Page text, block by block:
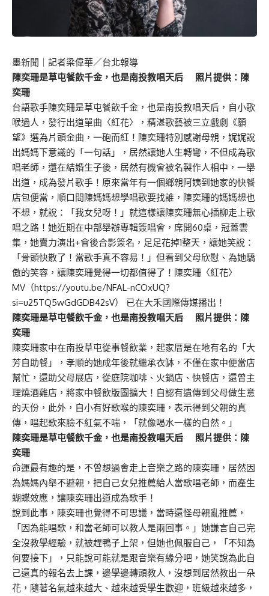
墨新聞 ｜記者梁偉華／台北報導
陳奕珊是草屯餐飲千金，也是南投教唱天后 照片提供：陳
奕珊
台語歌手陳奕珊是草屯餐飲千金，也是南投教唱天后，自小歌
喉過人，發行出道單曲〈紅花〉，精湛歌藝被三立戲劇《願
望》選為片頭金曲，一砲而紅！陳奕珊特別感謝母親，娓娓說
出媽媽下意識的「一句話」，居然讓她人生轉彎，不但成為歌
唱老師，還在結婚生子後，居然有機會被名製作人相中，一舉
出道，成為發片歌手！原來當年有一個鄉親阿姨到她家的快餐
店包便當，順口問陳媽媽想學唱歌要找誰，陳奕珊的媽媽想也
不想，就說：「我女兒呀！」就這樣讓陳奕珊無心插柳走上歌
唱之路！她近期在中部舉辦專輯簽唱會，席開60桌，冠蓋雲
集，她賣力演出+會後合影簽名，足足花掉1整天，讓她笑說：
「骨頭快散了！當歌手真不容易！」但看到父母欣慰、為她驕
傲的笑容，讓陳奕珊覺得一切都值得了！陳奕珊〈紅花〉
MV（https://youtu.be/NFAL-nCOxUQ?
si=u25TQ5wGdGDB42sV） 已在大禾國際傳媒播出！
陳奕珊是草屯餐飲千金，也是南投教唱天后 照片提供：陳
奕珊
陳奕珊家中在南投草屯從事餐飲業，起家厝是在地有名的「大
芳自助餐」，孝順的她成年後就繼承衣缽，不僅在家中便當店
幫忙，還助父母展店，從庭院咖啡、火鍋店、快餐店，還曾主
理燒酒雞店，將家中餐飲版圖擴大！自認有遺傳到父母做生意
的天份，此外，自小有好歌喉的陳奕珊，表示得到父親的真
傳，唱起歌來臉不紅氣不喘，「就像喝水一樣的自然。」
陳奕珊是草屯餐飲千金，也是南投教唱天后 照片提供：陳
奕珊
命運最有趣的是，不曾想過會走上音樂之路的陳奕珊，居然因
為媽媽內舉不避親，把自己女兒推薦給人當歌唱老師，而產生
蝴蝶效應，讓陳奕珊出道成為歌手！
說到此事，陳奕珊也覺得不可思議，當時還怪母親亂推薦，
「因為能唱歌，和當老師可以教人是兩回事。」她謙言自己完
全沒教學經驗，就被趕鴨子上架，但她也佩服自己，「不知為
何要接下」，只能說可能就是跟音樂有緣分吧，她笑說為此自
己還真的報名去上課，邊學邊轉頭教人，沒想到居然教出一朵
花，隨著名氣越來越大、越來越受學生歡迎，班級越來越多，